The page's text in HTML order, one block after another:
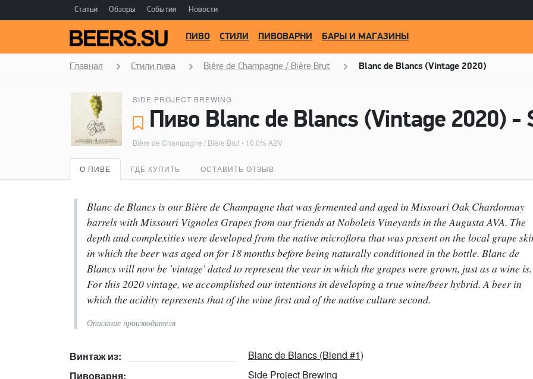
Статьи Обзоры События Новости
ПИВО СТИЛИ ПИВОВАРНИ БАРЫ И МАГАЗИНЫ
Главная Стили пива Bière de Champagne / Bière Brut Blanc de Blancs (Vintage 2020)
SIDE PROJECT BREWING
Bière de Champagne / Bière Brut• 10.0% ABV
О ПИВЕ ГДЕ КУПИТЬ ОСТАВИТЬ ОТЗЫВ
Blanc de Blancs is our Bière de Champagne that was fermented and aged in Missouri Oak Chardonnay
barrels with Missouri Vignoles Grapes from our friends at Noboleis Vineyards in the Augusta AVA. The
depth and complexities were developed from the native microflora that was present on the local grape
in which the beer was aged on for 18 months before being naturally conditioned in the bottle. Blanc de
Blancs will now be 'vintage' dated to represent the year in which the grapes were grown, just as a wine is.
For this 2020 vintage, we accomplished our intentions in developing a true wine/beer hybrid. A beer in
which the acidity represents that of the wine first and of the native culture second.
Описание производителя
Винтаж из:
Blanc de Blancs (Blend #1)
Пивоварня:
Side Project Brewing